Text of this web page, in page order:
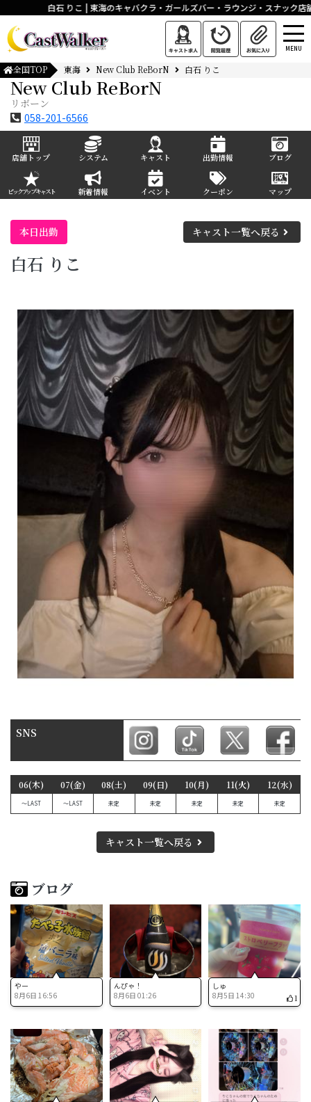
白石 りこ | 東海のキャバクラ・ガールズバー・ラウンジ・スナック店
MENU
全国TOP 東海 New Club ReBorN 白石 りこ
New Club ReBorN
リボーン
058-201-6566
店舗トップ システム キャスト 出勤情報 ブログ
新着情報 イベント クーポン マップ
本日出勤 キャスト一覧へ戻る
白石 りこ
SNS
06(木)
〜LAST
07(金)
〜LAST
08(土)
未定
09(日)
未定
10(月)
未定
11(火)
未定
12(水)
未定
キャスト一覧へ戻る
ブログ
やー
8月6日 16:56
んぴゃ！
8月6日 01:26
しゅ
8月5日 14:30
1